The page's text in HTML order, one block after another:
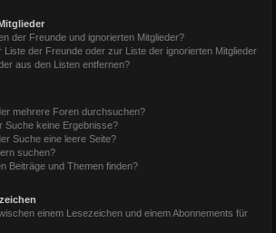
der Freunde und ignorierten Mitglieder?
Liste der Freunde oder zur Liste der ignorierten Mitglieder
aus den Listen entfernen?
mehrere Foren durchsuchen?
Suche keine Ergebnisse?
Suche eine leere Seite?
suchen?
Beiträge und Themen finden?
einem Lesezeichen und einem Abonnements für